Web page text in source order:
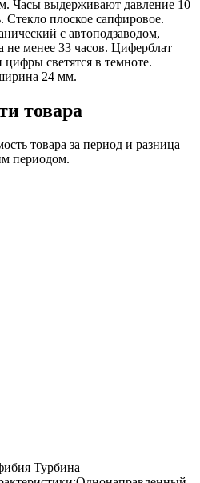
Часы выдерживают давление 10
плоское сапфировое.
с автоподзаводом,
не менее 33 часов. Циферблат
светятся в темноте.
24 мм.
товара
товара за период и разница
периодом.
Турбина